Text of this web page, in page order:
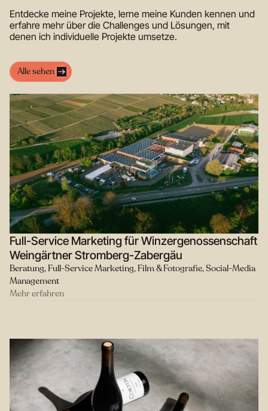
Entdecke meine Projekte, lerne meine Kunden kennen und
erfahre mehr über die Challenges und Lösungen, mit
denen ich individuelle Projekte umsetze.
Alle sehen
Full-Service Marketing für Winzergenossenschaft
Weingärtner Stromberg-Zabergäu
Beratung, Full-Service Marketing, Film & Fotografie, Social-Media
Management
Mehr erfahren